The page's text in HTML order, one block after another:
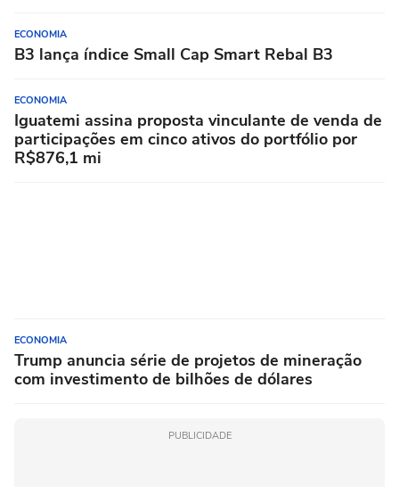
ECONOMIA
B3 lança índice Small Cap Smart Rebal B3
ECONOMIA
Iguatemi assina proposta vinculante de venda de
participações em cinco ativos do portfólio por
R$876,1 mi
ECONOMIA
Trump anuncia série de projetos de mineração
com investimento de bilhões de dólares
PUBLICIDADE